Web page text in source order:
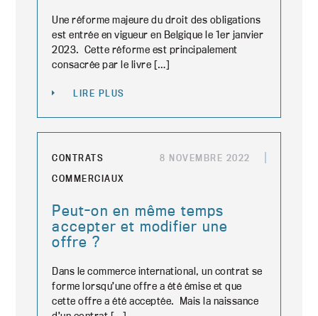
Une réforme majeure du droit des obligations
est entrée en vigueur en Belgique le 1er janvier
2023. Cette réforme est principalement
consacrée par le livre […]
LIRE PLUS
CONTRATS
COMMERCIAUX
8 NOVEMBRE 2022
Peut-on en même temps
accepter et modifier une
offre ?
Dans le commerce international, un contrat se
forme lorsqu’une offre a été émise et que
cette offre a été acceptée. Mais la naissance